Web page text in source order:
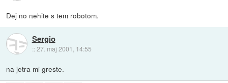
Dej no nehite s tem robotom.
Sergio
::27. maj 2001, 14:55
na jetra mi greste.